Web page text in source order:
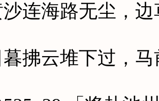
海路无尘，边
云堆下过，马